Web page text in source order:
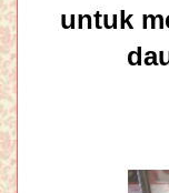
untuk